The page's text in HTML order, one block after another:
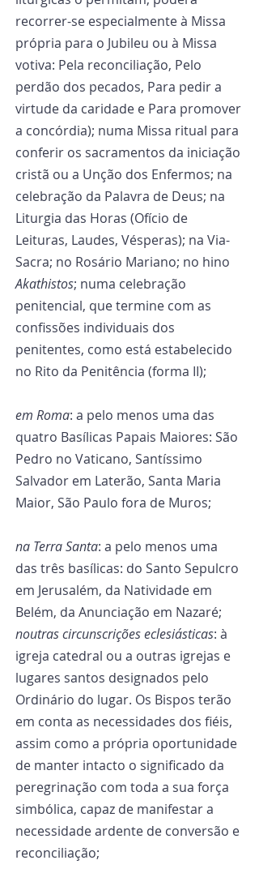
recorrer-se especialmente à Missa
própria para o Jubileu ou à Missa
votiva: Pela reconciliação, Pelo
perdão dos pecados, Para pedir a
virtude da caridade e Para promover
a concórdia); numa Missa ritual para
conferir os sacramentos da iniciação
cristã ou a Unção dos Enfermos; na
celebração da Palavra de Deus; na
Liturgia das Horas (Ofício de
Leituras, Laudes, Vésperas); na Via-
Sacra; no Rosário Mariano; no hino
Akathistos; numa celebração
penitencial, que termine com as
confissões individuais dos
penitentes, como está estabelecido
no Rito da Penitência (forma II);
em Roma: a pelo menos uma das
quatro Basílicas Papais Maiores: São
Pedro no Vaticano, Santíssimo
Salvador em Laterão, Santa Maria
Maior, São Paulo fora de Muros;
na Terra Santa: a pelo menos uma
das três basílicas: do Santo Sepulcro
em Jerusalém, da Natividade em
Belém, da Anunciação em Nazaré;
noutras circunscrições eclesiásticas: à
igreja catedral ou a outras igrejas e
lugares santos designados pelo
Ordinário do lugar. Os Bispos terão
em conta as necessidades dos fiéis,
assim como a própria oportunidade
de manter intacto o significado da
peregrinação com toda a sua força
simbólica, capaz de manifestar a
necessidade ardente de conversão e
reconciliação;